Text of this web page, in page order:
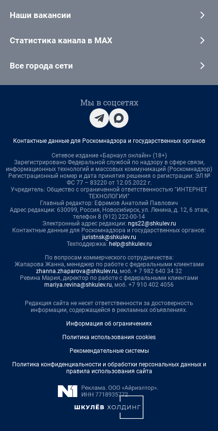
Наши вакансии
Статистика канала в MAX
Все города сети
Мы в соцсетях
Контактные данные для Роскомнадзора и государственных органов
Сетевое издание «Барнаул онлайн» (18+)
Зарегистрировано Федеральной службой по надзору в сфере связи,
информационных технологий и массовых коммуникаций (Роскомнадзор)
Регистрационный номер и дата принятия решения о регистрации: ЭЛ №
ФС 77 – 83220 от 12.05.2022 г.
Учредитель: Общество с ограниченной ответственностью "ИНТЕРНЕТ
ТЕХНОЛОГИИ"
Главный редактор: Ефремов Анатолий Павлович
Адрес редакции: 630099, Россия, Новосибирск, ул. Ленина, д. 12, 6 этаж,
телефон 8 (912) 222-00-14
Электронный адрес редакции: ngs22@shkulev.ru
Контактные данные для Роскомнадзора и государственных органов:
juristnsk@shkulev.ru
Техподдержка: help@shkulev.ru
По вопросам коммерческого сотрудничества:
Жапарова Жанна, менеджер по работе с федеральными клиентами
zhanna.zhaparova@shkulev.ru, моб. + 7 982 640 34 32
Ревина Мария, директор по работе с федеральными клиентами
mariya.revina@shkulev.ru, моб. +7 910 402 4056
Редакция сайта не несет ответственности за достоверность
информации, содержащейся в рекламных объявлениях.
Информация об ограничениях
Политика использования cookies
Рекомендательные системы
Политика конфиденциальности и обработки персональных данных и
правила использования сайта